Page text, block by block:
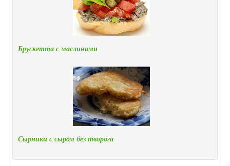
Брускетта с маслинами
Сырники с сыром без творога